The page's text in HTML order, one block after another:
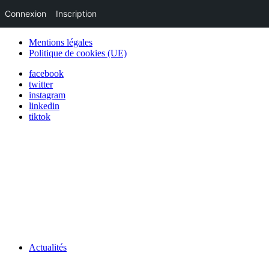
Mentions légales
Politique de cookies (UE)
facebook
twitter
instagram
linkedin
tiktok
Actualités
Connexion Inscription